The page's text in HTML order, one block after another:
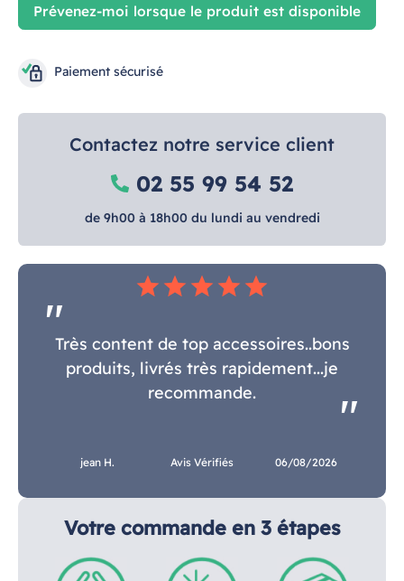
Prévenez-moi lorsque le produit est disponible
Paiement sécurisé
Contactez notre service client
02 55 99 54 52
de 9h00 à 18h00 du lundi au vendredi
Votre commande en 3 étapes
star star star star star
Très content de top accessoires..bons
produits, livrés très rapidement...je
recommande.
jean H. Avis Vérifiés 06/08/2026